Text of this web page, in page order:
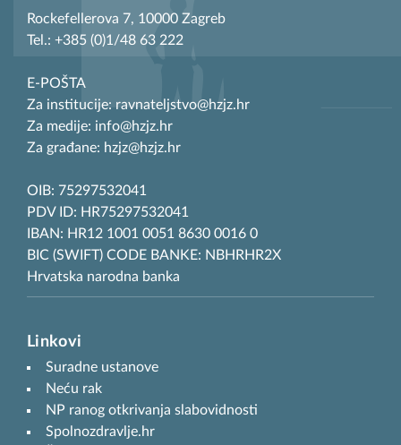
Rockefellerova 7, 10000 Zagreb
Tel.: +385 (0)1/48 63 222
E-POŠTA
Za institucije: ravnateljstvo@hzjz.hr
Za medije: info@hzjz.hr
Za građane: hzjz@hzjz.hr
OIB: 75297532041
PDV ID: HR75297532041
IBAN: HR12 1001 0051 8630 0016 0
BIC (SWIFT) CODE BANKE: NBHRHR2X
Hrvatska narodna banka
Linkovi
Suradne ustanove
Neću rak
NP ranog otkrivanja slabovidnosti
Spolnozdravlje.hr